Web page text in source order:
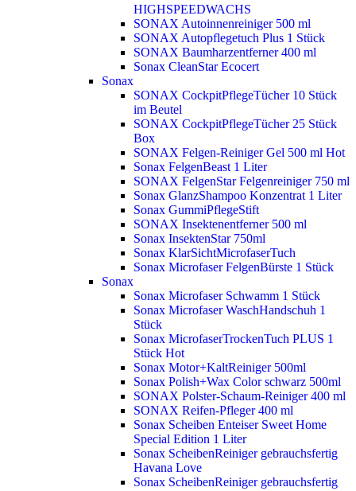
HIGHSPEEDWACHS
SONAX Autoinnenreiniger 500 ml
SONAX Autopflegetuch Plus 1 Stück
SONAX Baumharzentferner 400 ml
Sonax CleanStar Ecocert
Sonax
SONAX CockpitPflegeTücher 10 Stück
im Beutel
SONAX CockpitPflegeTücher 25 Stück
Box
SONAX Felgen-Reiniger Gel 500 ml Hot
Sonax FelgenBeast 1 Liter
SONAX FelgenStar Felgenreiniger 750 ml
Sonax GlanzShampoo Konzentrat 1 Liter
Sonax GummiPflegeStift
SONAX Insektenentferner 500 ml
Sonax InsektenStar 750ml
Sonax KlarSichtMicrofaserTuch
Sonax Microfaser FelgenBürste 1 Stück
Sonax
Sonax Microfaser Schwamm 1 Stück
Sonax Microfaser WaschHandschuh 1
Stück
Sonax MicrofaserTrockenTuch PLUS 1
Stück Hot
Sonax Motor+KaltReiniger 500ml
Sonax Polish+Wax Color schwarz 500ml
SONAX Polster-Schaum-Reiniger 400 ml
SONAX Reifen-Pfleger 400 ml
Sonax Scheiben Enteiser Sweet Home
Special Edition 1 Liter
Sonax ScheibenReiniger gebrauchsfertig
Havana Love
Sonax ScheibenReiniger gebrauchsfertig